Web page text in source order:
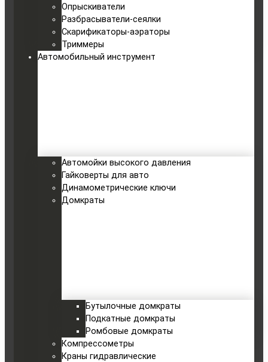
Опрыскиватели
Разбрасыватели-сеялки
Скарификаторы-аэраторы
Триммеры
Автомобильный инструмент
Автомойки высокого давления
Гайковерты для авто
Динамометрические ключи
Домкраты
Бутылочные домкраты
Подкатные домкраты
Ромбовые домкраты
Компрессометры
Краны гидравлические